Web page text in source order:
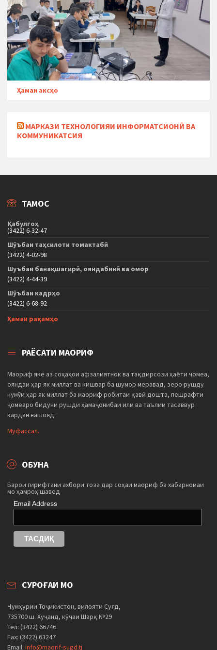
Ҳамаи аксҳо
МАРКАЗИ ТЕХНОЛОГИЯИ ИНФОРМАТСИОНӢ ВА
КОММУНИКАТСИЯ
ТАМОС
Қабулгоҳ
(3422) 6-32-47
Шӯъбаи таҳсилоти томактабӣ
(3422) 4-02-98
Шуъбаи банақшагирӣ, ояндабинӣ ва омор
(3422) 4-44-39
Шӯъбаи кадрҳо
(3422) 6-68-92
Ҳамаи рақамҳо
РАЁСАТИ МАОРИФ
Маориф яке аз соҳаҳои афзалиятнок ва тақдирсози ҳаёти ҷомеа,
ояндаи ҳар як миллат ва кишвар ба шумор меравад, зеро рушду
нумўи ҳар як миллат ба маориф робитаи қавӣ дошта, пешрафти
ҷомеаро бидуни рушди ҳамаҷонибаи илм ва таълим тасаввур
кардан нашояд.
Муфассал.
ОБУНА
Барои гирифтани ахбори тоза дар соҳаи маориф ба хабарномаи
мо ҳамроҳ шавед
Email Address
СУРОҒАИ МО
Ҷумҳурии Тоҷикистон, вилояти Суғд,
735700 ш. Хуҷанд, кӯҷаи Шарқ №29
Тел: (3422) 66746
Fax: (3422) 63247
Email: info@maorif-sugd.tj